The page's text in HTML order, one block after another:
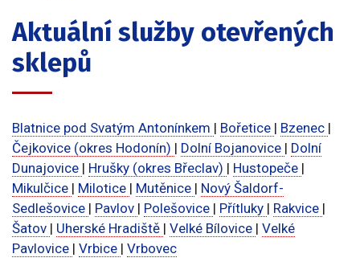
Aktuální služby otevřených
sklepů
Blatnice pod Svatým Antonínkem | Bořetice | Bzenec |
Čejkovice (okres Hodonín) | Dolní Bojanovice | Dolní
Dunajovice | Hrušky (okres Břeclav) | Hustopeče |
Mikulčice | Milotice | Mutěnice | Nový Šaldorf-
Sedlešovice | Pavlov | Polešovice | Přítluky | Rakvice |
Šatov | Uherské Hradiště | Velké Bílovice | Velké
Pavlovice | Vrbice | Vrbovec